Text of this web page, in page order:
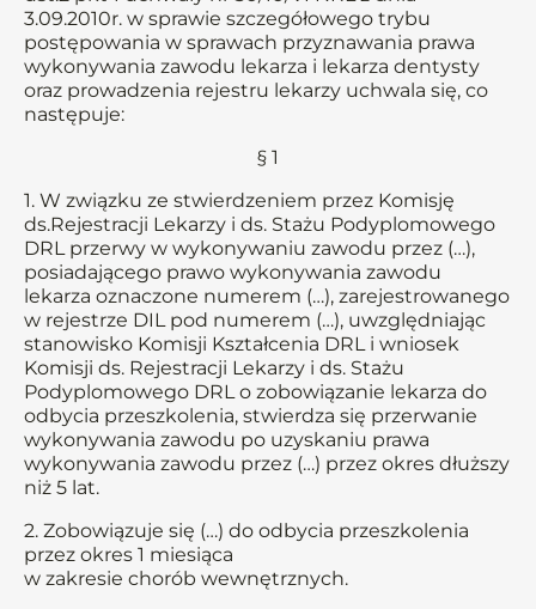
3.09.2010r. w sprawie szczegółowego trybu
postępowania w sprawach przyznawania prawa
wykonywania zawodu lekarza i lekarza dentysty
oraz prowadzenia rejestru lekarzy uchwala się, co
następuje:
§ 1
1. W związku ze stwierdzeniem przez Komisję
ds.Rejestracji Lekarzy i ds. Stażu Podyplomowego
DRL przerwy w wykonywaniu zawodu przez (…),
posiadającego prawo wykonywania zawodu
lekarza oznaczone numerem (…), zarejestrowanego
w rejestrze DIL pod numerem (…), uwzględniając
stanowisko Komisji Kształcenia DRL i wniosek
Komisji ds. Rejestracji Lekarzy i ds. Stażu
Podyplomowego DRL o zobowiązanie lekarza do
odbycia przeszkolenia, stwierdza się przerwanie
wykonywania zawodu po uzyskaniu prawa
wykonywania zawodu przez (…) przez okres dłuższy
niż 5 lat.
2. Zobowiązuje się (…) do odbycia przeszkolenia
przez okres 1 miesiąca
w zakresie chorób wewnętrznych.